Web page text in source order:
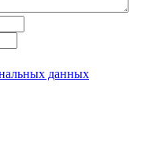
данных